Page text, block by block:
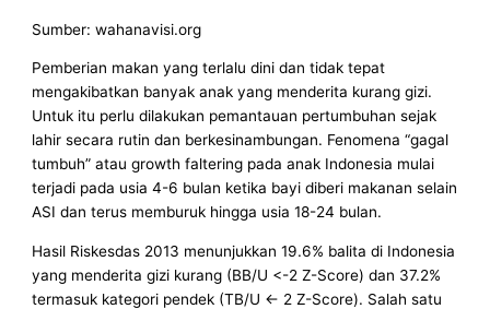
Sumber: wahanavisi.org
Pemberian makan yang terlalu dini dan tidak tepat
mengakibatkan banyak anak yang menderita kurang gizi.
Untuk itu perlu dilakukan pemantauan pertumbuhan sejak
lahir secara rutin dan berkesinambungan. Fenomena “gagal
tumbuh” atau growth faltering pada anak Indonesia mulai
terjadi pada usia 4-6 bulan ketika bayi diberi makanan selain
ASI dan terus memburuk hingga usia 18-24 bulan.
Hasil Riskesdas 2013 menunjukkan 19.6% balita di Indonesia
yang menderita gizi kurang (BB/U <-2 Z-Score) dan 37.2%
termasuk kategori pendek (TB/U <- 2 Z-Score). Salah satu